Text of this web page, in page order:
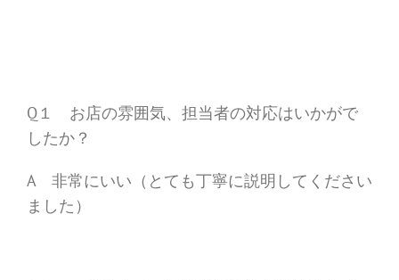
Q１ お店の雰囲気、担当者の対応はいかがで
したか？
A 非常にいい（とても丁寧に説明してください
ました）